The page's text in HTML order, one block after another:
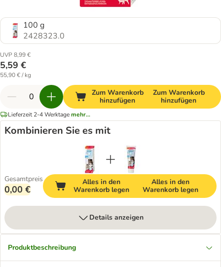
100 g
2428323.0
UVP 8,99 €
5,59 €
55,90 € / kg
Zum Warenkorb
hinzufügen
Zum Warenkorb
hinzufügen
Lieferzeit 2-4 Werktagemehr...
Kombinieren Sie es mit
Gesamtpreis
0,00 €
Alles in den
Warenkorb legen
Alles in den
Warenkorb legen
Details anzeigen
Produktbeschreibung